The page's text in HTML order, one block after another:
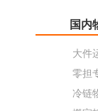
国内
大件
零担
冷链